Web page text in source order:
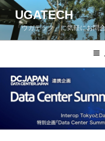
コ
ン
ン
UGATECH
「ウガテック」に気軽にお問